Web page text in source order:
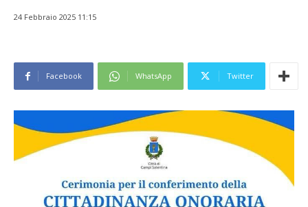
24 Febbraio 2025 11:15
Facebook WhatsApp Twitter